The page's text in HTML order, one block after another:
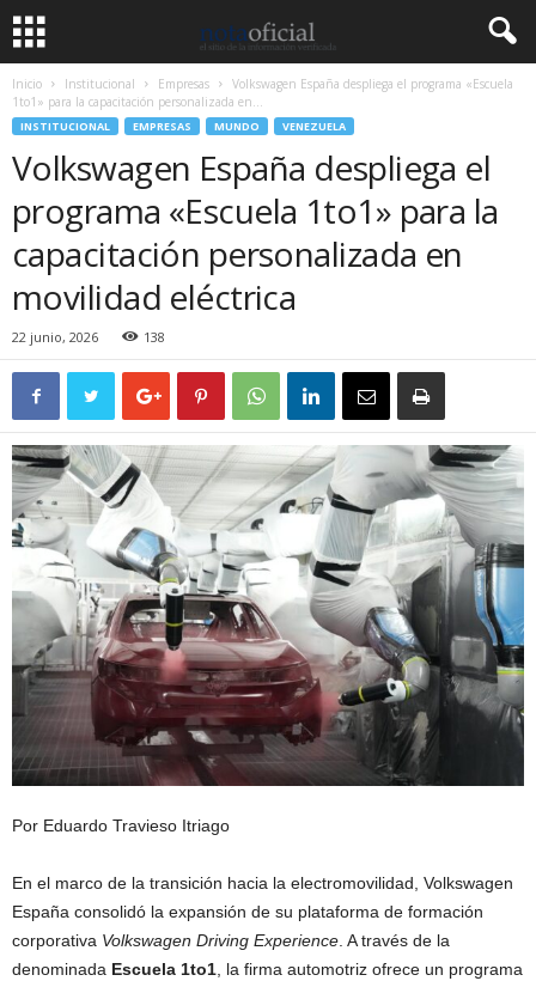
Inicio Institucional Empresas
Volkswagen España despliega el programa «Escuela
1to1» para la capacitación personalizada en...
INSTITUCIONAL EMPRESAS MUNDO VENEZUELA
Volkswagen España despliega el
programa «Escuela 1to1» para la
capacitación personalizada en
movilidad eléctrica
22 junio, 2026 138
Por Eduardo Travieso Itriago
En el marco de la transición hacia la electromovilidad, Volkswagen
España consolidó la expansión de su plataforma de formación
corporativa Volkswagen Driving Experience. A través de la
denominada Escuela 1to1, la firma automotriz ofrece un programa